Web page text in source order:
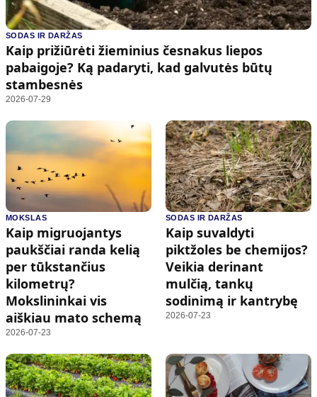
SODAS IR DARŽAS
Kaip prižiūrėti žieminius česnakus liepos
pabaigoje? Ką padaryti, kad galvutės būtų
stambesnės
2026-07-29
MOKSLAS
Kaip migruojantys
paukščiai randa kelią
per tūkstančius
kilometrų?
Mokslininkai vis
aiškiau mato schemą
2026-07-23
SODAS IR DARŽAS
Kaip suvaldyti
piktžoles be chemijos?
Veikia derinant
mulčią, tankų
sodinimą ir kantrybę
2026-07-23